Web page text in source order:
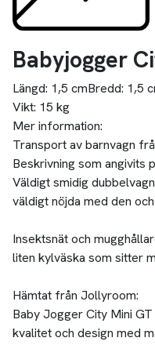
Babyjogger
Längd: 1,5 cmBredd: 1,5
Vikt: 15 kg
Mer information:
Transport av barnvagn
Beskrivning som angivits
Väldigt smidig
väldigt nöjda med den
Insektsnät och
liten kylväska som sitter
Hämtat från Jollyroom:
Baby Jogger City Mini
kvalitet och design med